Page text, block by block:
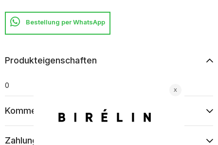
Produkteigenschaften
0
Kommentare (0)
Zahlungsart